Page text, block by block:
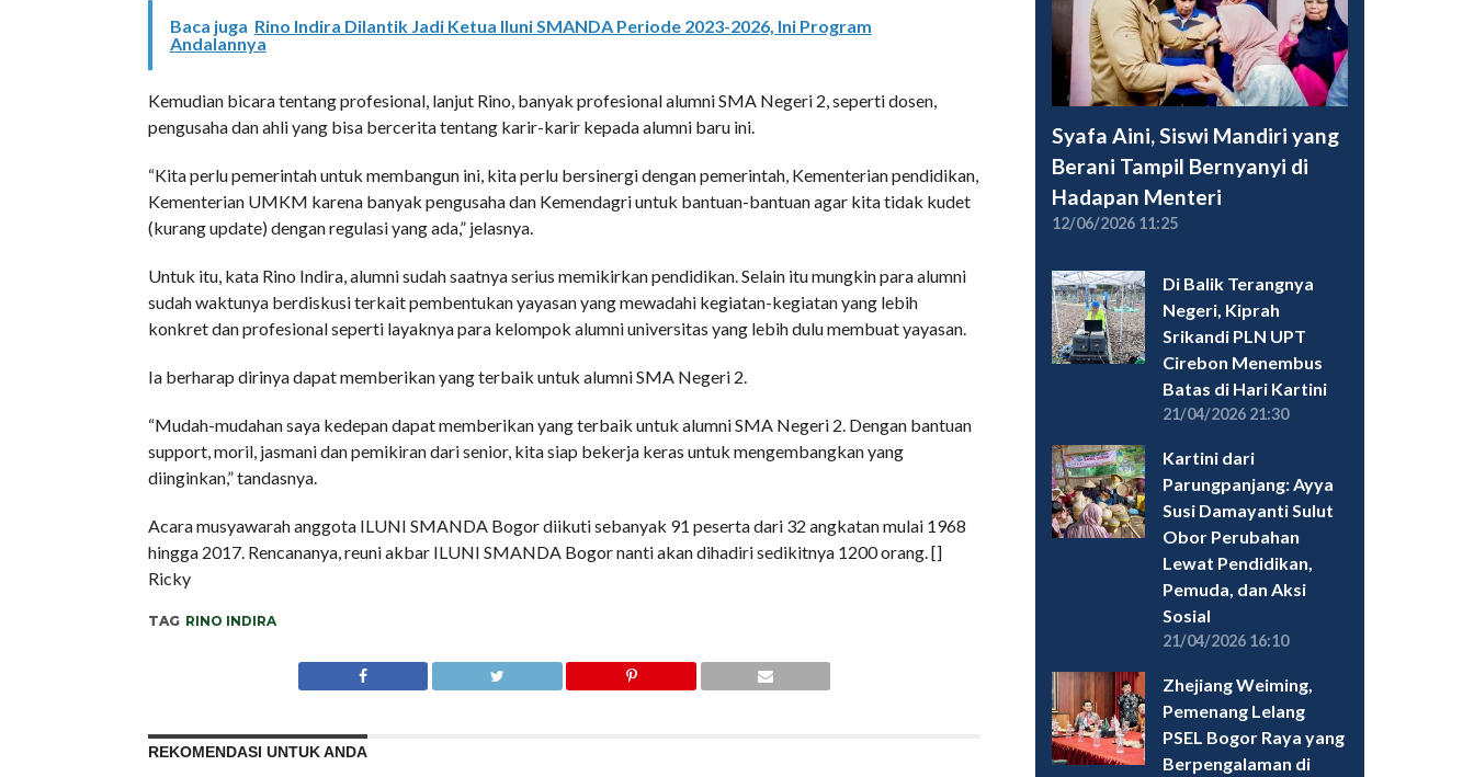
Baca juga Rino Indira Dilantik Jadi Ketua Iluni SMANDA Periode 2023-2026, Ini Program
Andalannya
Kemudian bicara tentang profesional, lanjut Rino, banyak profesional alumni SMA Negeri 2, seperti dosen,
pengusaha dan ahli yang bisa bercerita tentang karir-karir kepada alumni baru ini.
“Kita perlu pemerintah untuk membangun ini, kita perlu bersinergi dengan pemerintah, Kementerian pendidikan,
Kementerian UMKM karena banyak pengusaha dan Kemendagri untuk bantuan-bantuan agar kita tidak kudet
(kurang update) dengan regulasi yang ada,” jelasnya.
Untuk itu, kata Rino Indira, alumni sudah saatnya serius memikirkan pendidikan. Selain itu mungkin para alumni
sudah waktunya berdiskusi terkait pembentukan yayasan yang mewadahi kegiatan-kegiatan yang lebih
konkret dan profesional seperti layaknya para kelompok alumni universitas yang lebih dulu membuat yayasan.
Ia berharap dirinya dapat memberikan yang terbaik untuk alumni SMA Negeri 2.
“Mudah-mudahan saya kedepan dapat memberikan yang terbaik untuk alumni SMA Negeri 2. Dengan bantuan
support, moril, jasmani dan pemikiran dari senior, kita siap bekerja keras untuk mengembangkan yang
diinginkan,” tandasnya.
Acara musyawarah anggota ILUNI SMANDA Bogor diikuti sebanyak 91 peserta dari 32 angkatan mulai 1968
hingga 2017. Rencananya, reuni akbar ILUNI SMANDA Bogor nanti akan dihadiri sedikitnya 1200 orang. []
Ricky
TAG RINO INDIRA
REKOMENDASI UNTUK ANDA
Syafa Aini, Siswi Mandiri yang
Berani Tampil Bernyanyi di
Hadapan Menteri
12/06/2026 11:25
Di Balik Terangnya
Negeri, Kiprah
Srikandi PLN UPT
Cirebon Menembus
Batas di Hari Kartini
21/04/2026 21:30
Kartini dari
Parungpanjang: Ayya
Susi Damayanti Sulut
Obor Perubahan
Lewat Pendidikan,
Pemuda, dan Aksi
Sosial
21/04/2026 16:10
Zhejiang Weiming,
Pemenang Lelang
PSEL Bogor Raya yang
Berpengalaman di